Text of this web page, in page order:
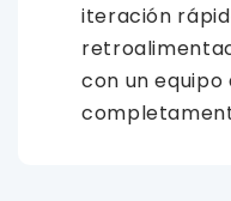
iteración
con un